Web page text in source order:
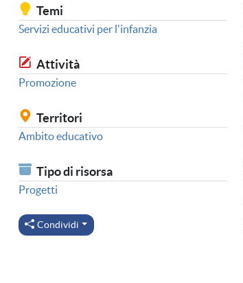
Temi
Servizi educativi per l'infanzia
Attività
Promozione
Territori
Ambito educativo
Tipo di risorsa
Progetti
Condividi